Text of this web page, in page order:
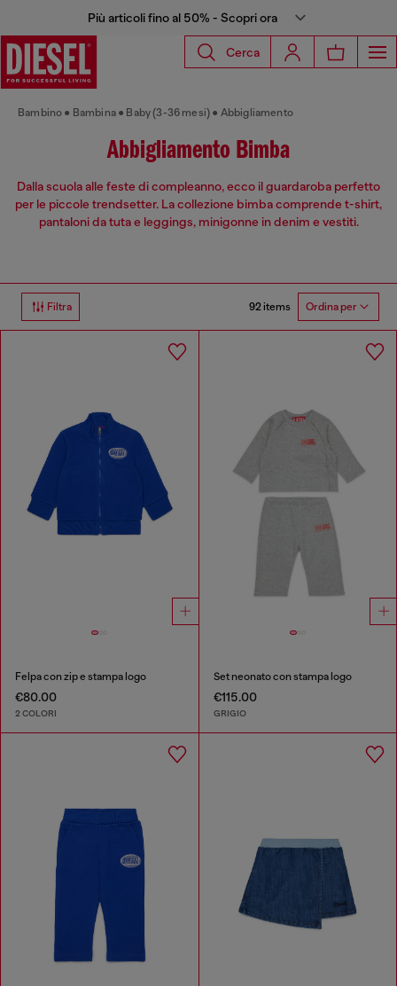
Più articoli fino al 50% - Scopri ora
Cerca
Bambino Bambina Baby (3-36 mesi) Abbigliamento
Abbigliamento Bimba
Dalla scuola alle feste di compleanno, ecco il guardaroba perfetto
per le piccole trendsetter. La collezione bimba comprende t-shirt,
pantaloni da tuta e leggings, minigonne in denim e vestiti.
Filtra 92 items Ordina per
Felpa con zip e stampa logo
€80.00
2 COLORI
Set neonato con stampa logo
€115.00
GRIGIO